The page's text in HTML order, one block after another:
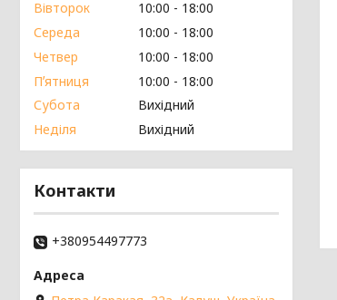
Вівторок
10:00
18:00
Середа
10:00
18:00
Четвер
10:00
18:00
Пʼятниця
10:00
18:00
Субота
Вихідний
Неділя
Вихідний
Контакти
+380954497773